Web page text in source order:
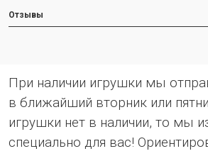
Отзывы
При наличии игрушки мы
в ближайший вторник или
игрушки нет в наличии, то мы
специально для вас!